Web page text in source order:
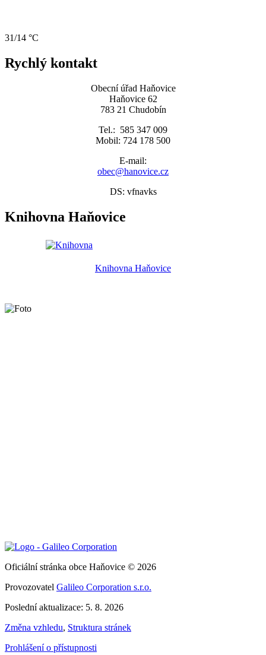
31/14 °C
Rychlý kontakt
Obecní úřad Haňovice
Haňovice 62
783 21 Chudobín
Tel.: 585 347 009
Mobil: 724 178 500
E-mail:
obec@hanovice.cz
DS: vfnavks
Knihovna Haňovice
Knihovna Haňovice
Oficiální stránka obce Haňovice © 2026
Provozovatel Galileo Corporation s.r.o.
Poslední aktualizace: 5. 8. 2026
Změna vzhledu, Struktura stránek
Prohlášení o přístupnosti